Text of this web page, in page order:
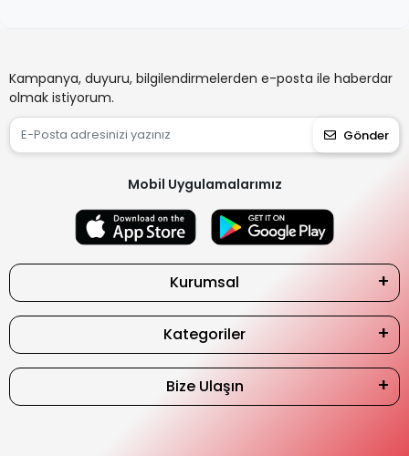
Kampanya, duyuru, bilgilendirmelerden e-posta ile haberdar
olmak istiyorum.
Gönder
Mobil Uygulamalarımız
Kurumsal
Kategoriler
Bize Ulaşın